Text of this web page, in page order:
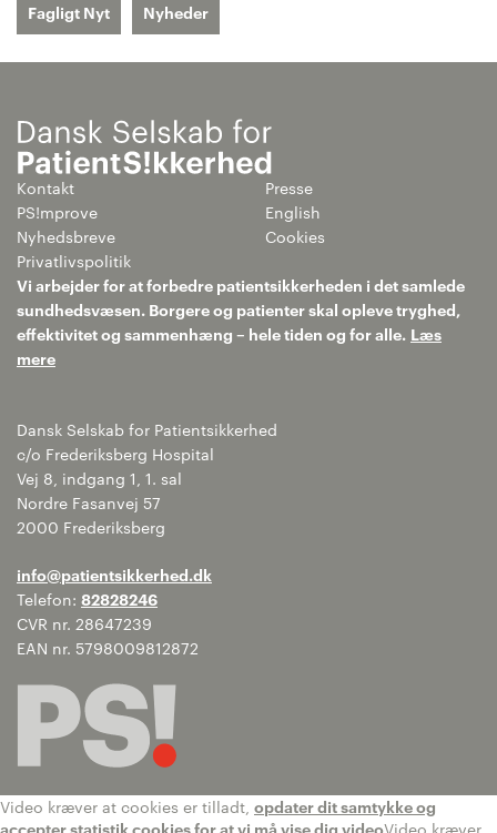
Fagligt Nyt Nyheder
Kontakt
Presse
PS!mprove
English
Nyhedsbreve
Cookies
Privatlivspolitik
Vi arbejder for at forbedre patientsikkerheden i det samlede
sundhedsvæsen. Borgere og patienter skal opleve tryghed,
effektivitet og sammenhæng – hele tiden og for alle. Læs
mere
Dansk Selskab for Patientsikkerhed
c/o Frederiksberg Hospital
Vej 8, indgang 1, 1. sal
Nordre Fasanvej 57
2000 Frederiksberg
info@patientsikkerhed.dk
Telefon: 82828246
CVR nr. 28647239
EAN nr. 5798009812872
Video kræver at cookies er tilladt, opdater dit samtykke og
accepter statistik cookies for at vi må vise dig videoVideo kræver